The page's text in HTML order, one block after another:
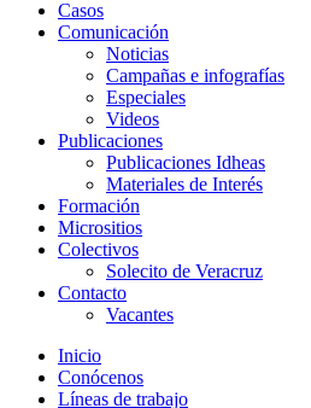
Casos
Comunicación
Noticias
Campañas e infografías
Especiales
Videos
Publicaciones
Publicaciones Idheas
Materiales de Interés
Formación
Micrositios
Colectivos
Solecito de Veracruz
Contacto
Vacantes
Inicio
Conócenos
Líneas de trabajo